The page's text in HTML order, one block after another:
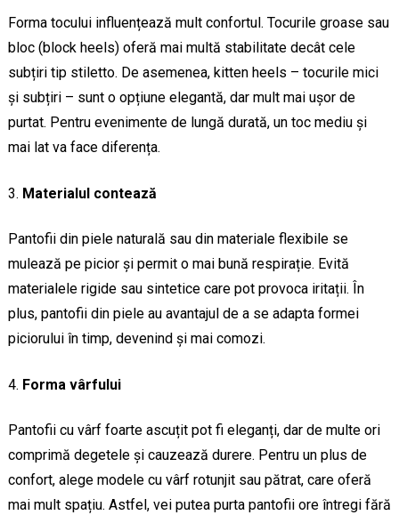
Forma tocului influențează mult confortul. Tocurile groase sau
bloc (block heels) oferă mai multă stabilitate decât cele
subțiri tip stiletto. De asemenea, kitten heels – tocurile mici
și subțiri – sunt o opțiune elegantă, dar mult mai ușor de
purtat. Pentru evenimente de lungă durată, un toc mediu și
mai lat va face diferența.
Materialul contează
Pantofii din piele naturală sau din materiale flexibile se
mulează pe picior și permit o mai bună respirație. Evită
materialele rigide sau sintetice care pot provoca iritații. În
plus, pantofii din piele au avantajul de a se adapta formei
piciorului în timp, devenind și mai comozi.
Forma vârfului
Pantofii cu vârf foarte ascuțit pot fi eleganți, dar de multe ori
comprimă degetele și cauzează durere. Pentru un plus de
confort, alege modele cu vârf rotunjit sau pătrat, care oferă
mai mult spațiu. Astfel, vei putea purta pantofii ore întregi fără